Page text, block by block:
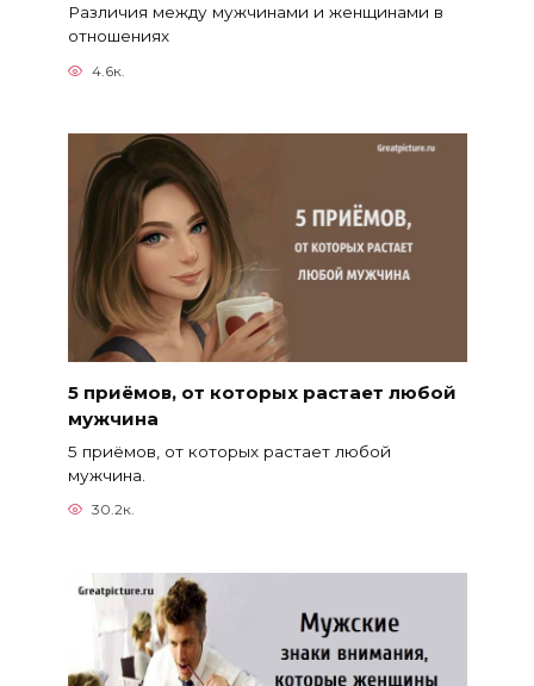
Различия между мужчинами и женщинами в
отношениях
4.6к.
5 приёмов, от которых растает любой
мужчина
5 приёмов, от которых растает любой
мужчина.
30.2к.